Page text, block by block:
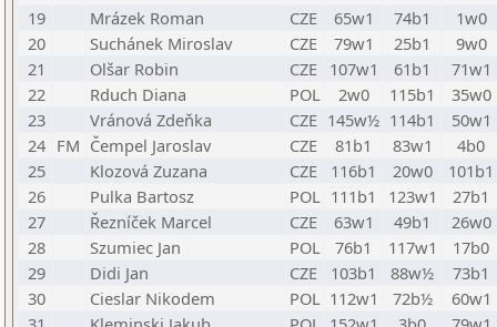
19
Mrázek Roman CZE 65w1 74b1
1w0
20
Suchánek Miroslav CZE 79w1 25b1
9w0
21
Olšar Robin CZE 107w1 61b1
71w1
22
Rduch Diana POL 2w0 115b1
35w0
23
Vránová Zdeňka CZE 145w½ 114b1
50w1
24 FM Čempel Jaroslav CZE 81b1 83w1
4b0
25
Klozová Zuzana CZE 116b1 20w0
101b1
26
Pulka Bartosz POL 111b1 123w1
27b1
27
Řezníček Marcel CZE 63w1 49b1
26w0
28
Szumiec Jan POL 76b1 117w1
17b0
29
Didi Jan CZE 103b1 88w½
73b1
30
Cieslar Nikodem POL 112w1 72b½
60w1